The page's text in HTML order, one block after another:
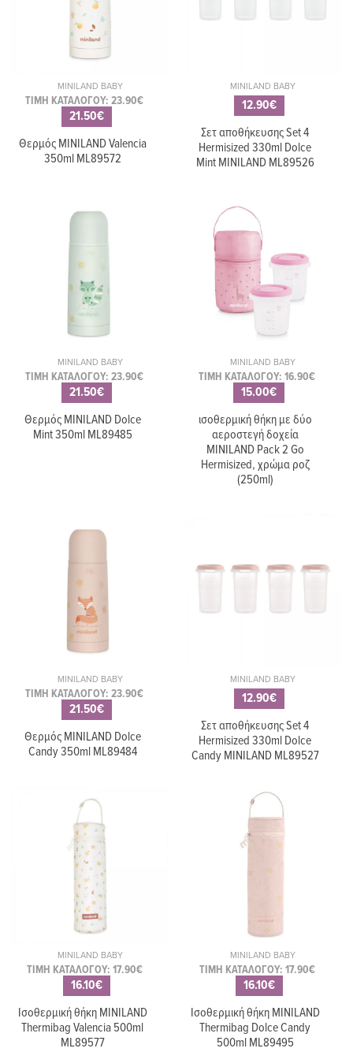
MINILAND BABY
ΤΙΜΗ ΚΑΤΑΛΟΓΟΥ: 23.90€
21.50€
Θερμός MINILAND Valencia
350ml ML89572
MINILAND BABY
12.90€
Σετ αποθήκευσης Set 4
Hermisized 330ml Dolce
Mint MINILAND ML89526
MINILAND BABY
ΤΙΜΗ ΚΑΤΑΛΟΓΟΥ: 23.90€
21.50€
Θερμός MINILAND Dolce
Mint 350ml ML89485
MINILAND BABY
ΤΙΜΗ ΚΑΤΑΛΟΓΟΥ: 16.90€
15.00€
ισοθερμική θήκη με δύο
αεροστεγή δοχεία
MINILAND Pack 2 Go
Hermisized, χρώμα ροζ
(250ml)
MINILAND BABY
ΤΙΜΗ ΚΑΤΑΛΟΓΟΥ: 23.90€
21.50€
Θερμός MINILAND Dolce
Candy 350ml ML89484
MINILAND BABY
12.90€
Σετ αποθήκευσης Set 4
Hermisized 330ml Dolce
Candy MINILAND ML89527
MINILAND BABY
ΤΙΜΗ ΚΑΤΑΛΟΓΟΥ: 17.90€
16.10€
Ισοθερμική θήκη MINILAND
Thermibag Valencia 500ml
ML89577
MINILAND BABY
ΤΙΜΗ ΚΑΤΑΛΟΓΟΥ: 17.90€
16.10€
Ισοθερμική θήκη MINILAND
Thermibag Dolce Candy
500ml ML89495